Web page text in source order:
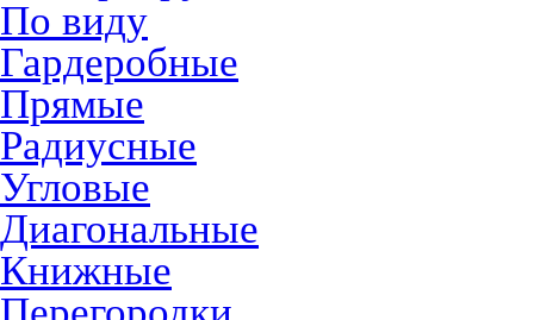
По виду
Гардеробные
Прямые
Радиусные
Угловые
Диагональные
Книжные